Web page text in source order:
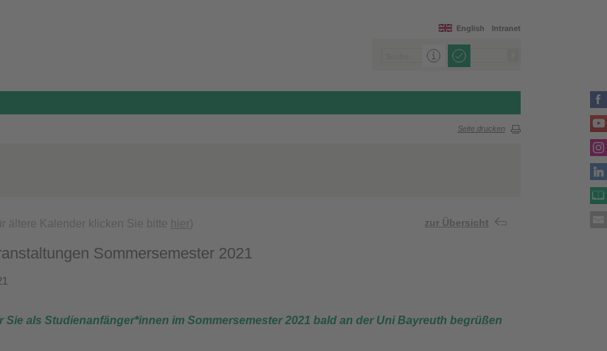
Intranet
English
Seite drucken
ältere Kalender klicken Sie bitte hier) zur Übersicht
Sommersemester 2021
Sie als Studienanfänger*innen im Sommersemester 2021 bald an der Uni Bayreuth begrüßen